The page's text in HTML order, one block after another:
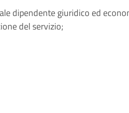
dipendente giuridico ed
del servizio;